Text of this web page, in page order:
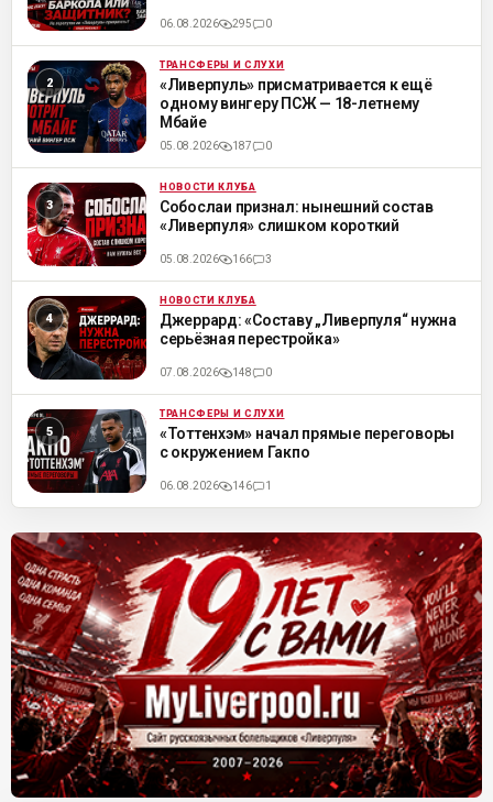
06.08.2026 295 0
ML ТРАНСФЕРЫ И СЛУХИ
«Ливерпуль» присматривается к ещё
одному вингеру ПСЖ — 18-летнему
Мбайе
05.08.2026 187 0
ML НОВОСТИ КЛУБА
Собослаи признал: нынешний состав
«Ливерпуля» слишком короткий
05.08.2026 166 3
ML НОВОСТИ КЛУБА
Джеррард: «Составу „Ливерпуля“ нужна
серьёзная перестройка»
07.08.2026 148 0
ML ТРАНСФЕРЫ И СЛУХИ
«Тоттенхэм» начал прямые переговоры
с окружением Гакпо
06.08.2026 146 1